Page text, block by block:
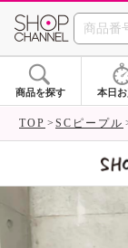
商品を探す 本日
TOP SCピープル